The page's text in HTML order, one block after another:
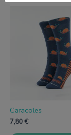
Caracoles
7,80€